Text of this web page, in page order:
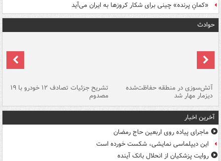
«کمانِ پرنده» چینی برای شکار کروزها به ایران می‌آید
حوادث
آتش‌سوزی در منطقه حفاظت‌شده
دیزمار مهار شد
تشریح جزئیات تصادف ۱۲ خودرو با ۱۹
مصدوم
آخرین اخبار
ماجرای پیاده روی اربعین حاج رمضان
این دیپلماسی نمایشی، شکست خورده است
روایت پزشکیان از انحلال بانک آینده